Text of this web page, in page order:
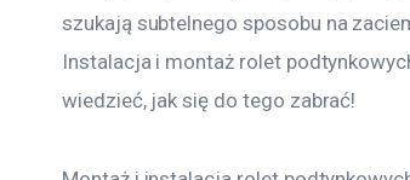
szukają subtelnego sposobu na
Instalacja i montaż rolet
wiedzieć, jak się do tego zabrać!